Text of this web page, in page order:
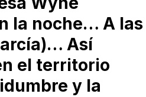
la noche… A las
Así
el territorio
y la